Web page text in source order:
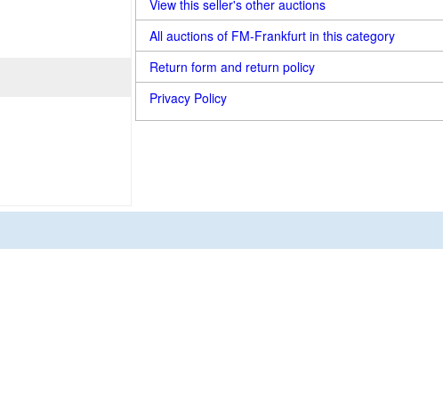
View this seller's other auctions
All auctions of FM-Frankfurt in this category
Return form and return policy
Privacy Policy